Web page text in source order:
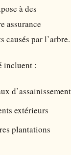
à des
assurance
causés par l’arbre.
incluent :
d’assainissement
extérieurs
plantations